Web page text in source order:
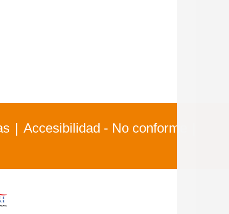
Accesibilidad - No conforme